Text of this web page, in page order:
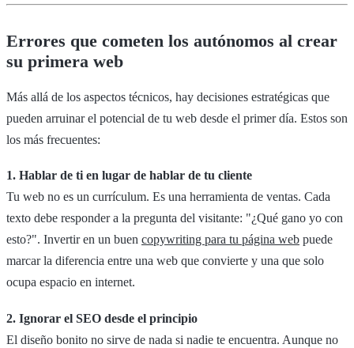
Errores que cometen los autónomos al crear
su primera web
Más allá de los aspectos técnicos, hay decisiones estratégicas que
pueden arruinar el potencial de tu web desde el primer día. Estos son
los más frecuentes:
1. Hablar de ti en lugar de hablar de tu cliente
Tu web no es un currículum. Es una herramienta de ventas. Cada
texto debe responder a la pregunta del visitante: "¿Qué gano yo con
esto?". Invertir en un buen copywriting para tu página web puede
marcar la diferencia entre una web que convierte y una que solo
ocupa espacio en internet.
2. Ignorar el SEO desde el principio
El diseño bonito no sirve de nada si nadie te encuentra. Aunque no